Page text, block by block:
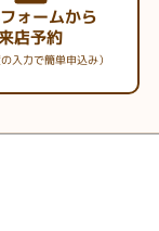
ォームから
店予約
の入力で簡単申込み）